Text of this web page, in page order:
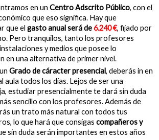
en un Centro Adscrito Público, con el
que eso significa. Hay que
que el gasto anual será de6.240 €, fijado por
Pero tranquilos, tanto los profesores
y medios que posee lo
en una alternativa de primer nivel.
Grado de cáracter presencial, deberás in en
aula todos los días. Lejos de ser una
estudiar presencialmente te dará sin duda
sencillo con los profesores. Además de
un trato más natural con todos tus
lo que hará que consigas compañeros y
sin duda serán importantes en estos años